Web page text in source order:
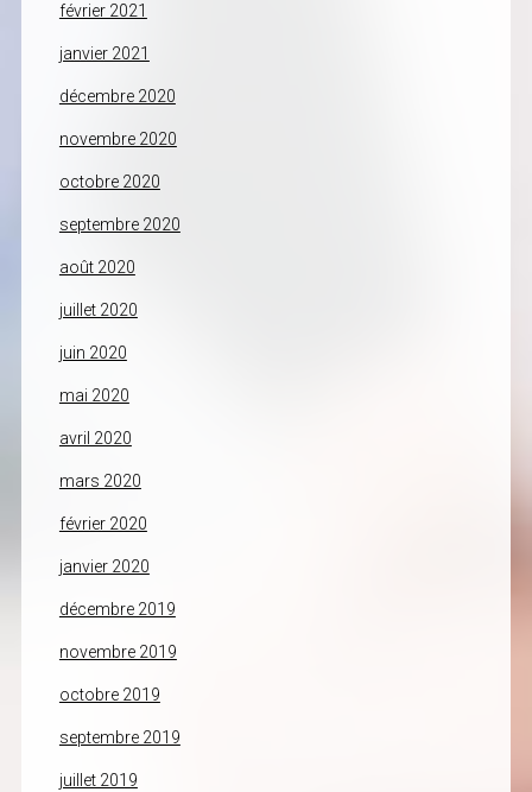
février 2021
janvier 2021
décembre 2020
novembre 2020
octobre 2020
septembre 2020
août 2020
juillet 2020
juin 2020
mai 2020
avril 2020
mars 2020
février 2020
janvier 2020
décembre 2019
novembre 2019
octobre 2019
septembre 2019
juillet 2019